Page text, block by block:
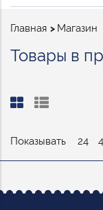
Строка
Главная Магазин
Товары в
Показывать 24